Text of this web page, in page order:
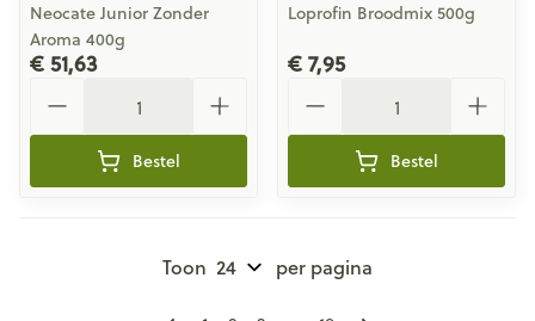
Neocate Junior Zonder
Aroma 400g
€ 51,63
Bestel
Loprofin Broodmix 500g
€ 7,95
Bestel
Pagina's
Toon per pagina